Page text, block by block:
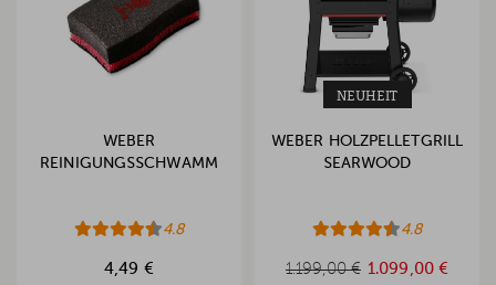
WEBER
REINIGUNGSSCHWAMM
4.8
4,49 €
NEUHEIT
WEBER HOLZPELLETGRILL
SEARWOOD
4.8
1.199,00 € 1.099,00 €